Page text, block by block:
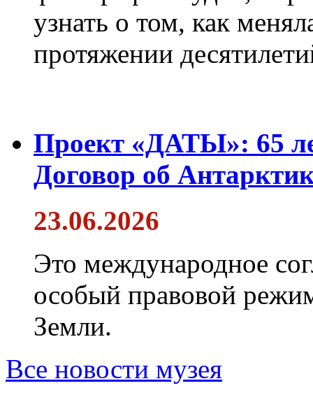
узнать о том, как
протяжении
Проект «ДАТЫ»: 65
Договор об
23.06.2026
Это международное
особый правовой
Земли.
Все новости музея